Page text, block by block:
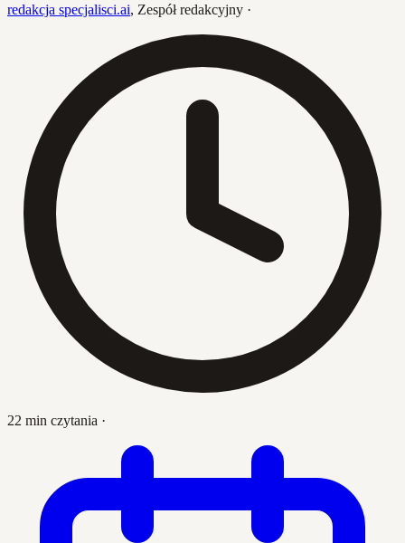
redakcja specjalisci.ai, Zespół redakcyjny ·
22 min czytania ·